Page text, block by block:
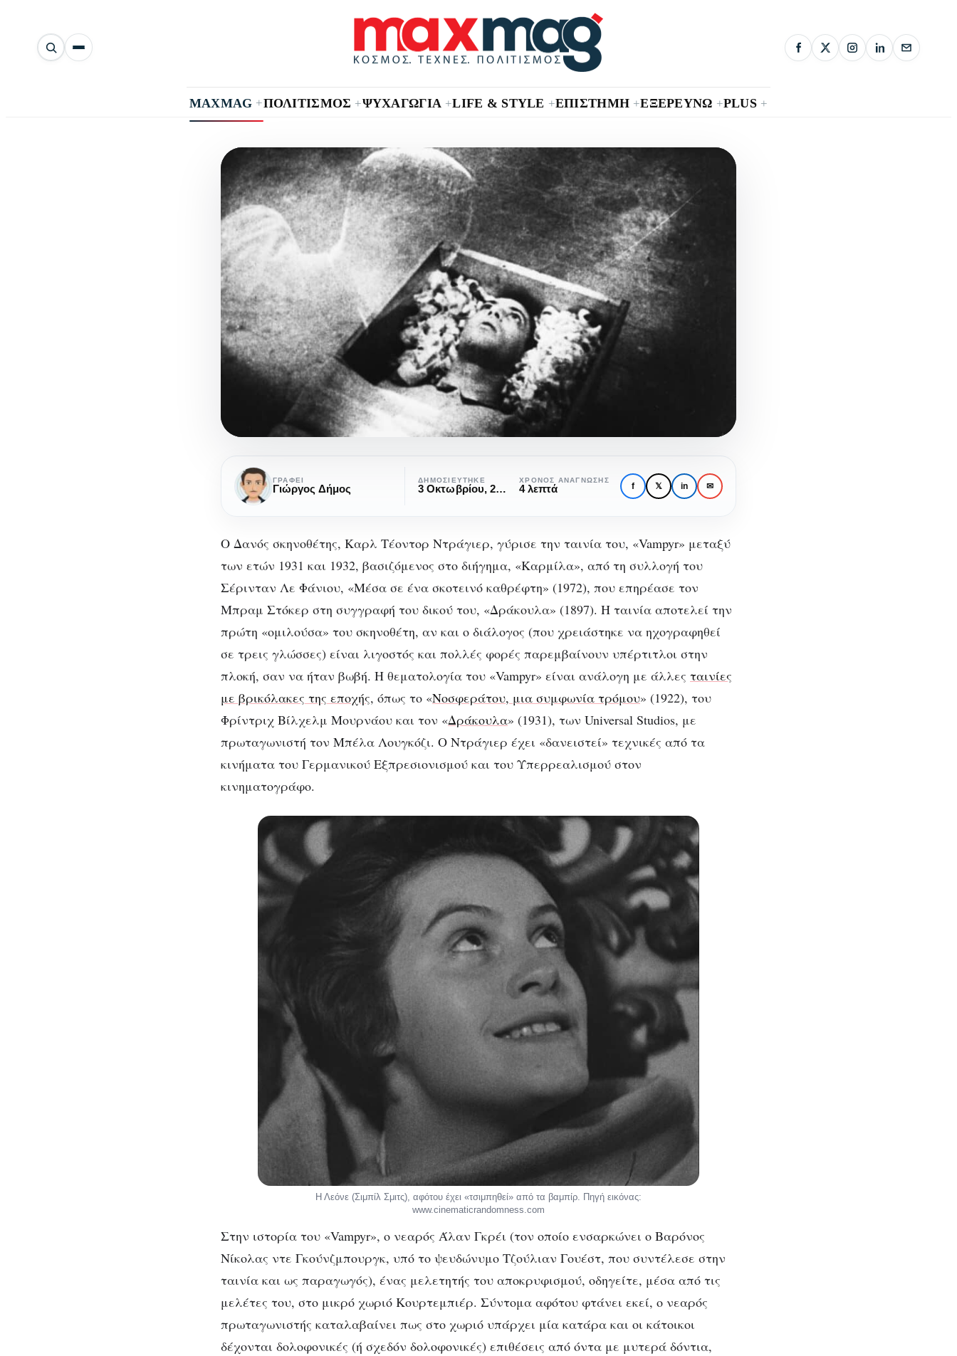
Αναζήτηση
άρθρων
MAXMAG +ΠΟΛΙΤΙΣΜΟΣ +ΨΥΧΑΓΩΓΙΑ +LIFE & STYLE +ΕΠΙΣΤΗΜΗ +ΕΞΕΡΕΥΝΩ +PLUS +
ΚΙΝΗΜΑΤΟΓΡΆΦΟΣ ΠΡΟΤΆΣΕΙΣ ΤΑΙΝΙΏΝ
«Vampyr»: Η «αθάνατη»
ταινία τρόμου του Καρλ
Τέοντορ Ντράγιερ
«Vampyr»:
«αθάνατη»
τρόμου
του
Καρλ
Τέοντορ
Ντράγιερ
ΓΡΆΦΕΙ
Γιώργος Δήμος
ΔΗΜΟΣΙΕΎΤΗΚΕ
3 Οκτωβρίου, 2023
ΧΡΌΝΟΣ ΑΝΆΓΝΩΣΗΣ
4 λεπτά f 𝕏 in ✉
Ο Δανός σκηνοθέτης, Καρλ Τέοντορ Ντράγιερ, γύρισε την ταινία του, «Vampyr» μεταξύ
των ετών 1931 και 1932, βασιζόμενος στο διήγημα, «Καρμίλα», από τη συλλογή του
Σέρινταν Λε Φάνιου, «Μέσα σε ένα σκοτεινό καθρέφτη» (1972), που επηρέασε τον
Μπραμ Στόκερ στη συγγραφή του δικού του, «Δράκουλα» (1897). Η ταινία αποτελεί την
πρώτη «ομιλούσα» του σκηνοθέτη, αν και ο διάλογος (που χρειάστηκε να ηχογραφηθεί
σε τρεις γλώσσες) είναι λιγοστός και πολλές φορές παρεμβαίνουν υπέρτιτλοι στην
πλοκή, σαν να ήταν βωβή. Η θεματολογία του «Vampyr» είναι ανάλογη με άλλες ταινίες
με βρικόλακες της εποχής, όπως το «Νοσφεράτου, μια συμφωνία τρόμου» (1922), του
Φρίντριχ Βίλχελμ Μουρνάου και τον «Δράκουλα» (1931), των Universal Studios, με
πρωταγωνιστή τον Μπέλα Λουγκόζι. Ο Ντράγιερ έχει «δανειστεί» τεχνικές από τα
κινήματα του Γερμανικού Εξπρεσιονισμού και του Υπερρεαλισμού στον
κινηματογράφο.
Η Λεόνε (Σιμπίλ Σμιτς), αφότου έχει «τσιμπηθεί» από τα βαμπίρ. Πηγή εικόνας:
www.cinematicrandomness.com
Στην ιστορία του «Vampyr», ο νεαρός Άλαν Γκρέι (τον οποίο ενσαρκώνει ο Βαρόνος
Νίκολας ντε Γκούνζμπουργκ, υπό το ψευδώνυμο Τζούλιαν Γουέστ, που συντέλεσε στην
ταινία και ως παραγωγός), ένας μελετητής του αποκρυφισμού, οδηγείτε, μέσα από τις
μελέτες του, στο μικρό χωριό Κουρτεμπιέρ. Σύντομα αφότου φτάνει εκεί, ο νεαρός
πρωταγωνιστής καταλαβαίνει πως στο χωριό υπάρχει μία κατάρα και οι κάτοικοι
δέχονται δολοφονικές (ή σχεδόν δολοφονικές) επιθέσεις από όντα με μυτερά δόντια,